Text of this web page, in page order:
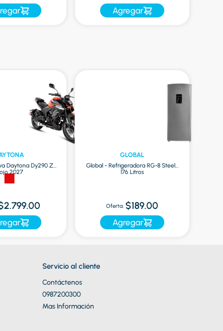
Agregar
Daytona Dy290 Zr
2027
GLOBAL
Global - Refrigeradora RG-8 Steel |
176 Litros
Oferta: $189.00
Agregar
Servicio al cliente
Contáctenos
0987200300
Mas Información